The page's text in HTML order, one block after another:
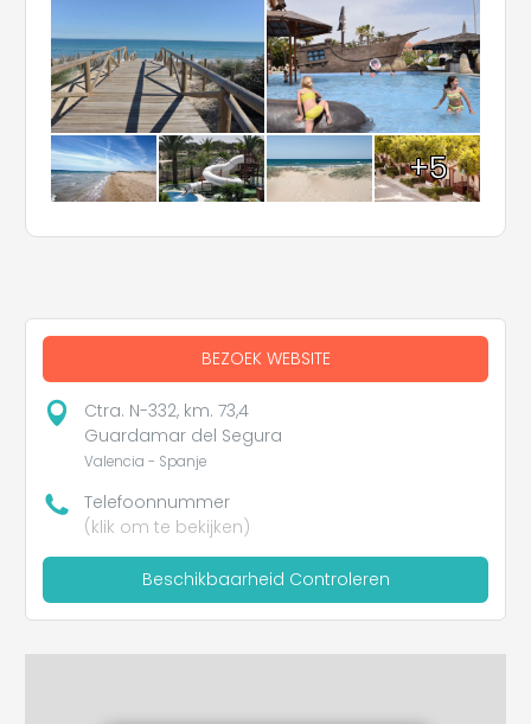
+5
BEZOEK WEBSITE
Ctra. N-332, km. 73,4
Guardamar del Segura
Valencia - Spanje
Telefoonnummer
(klik om te bekijken)
Beschikbaarheid Controleren